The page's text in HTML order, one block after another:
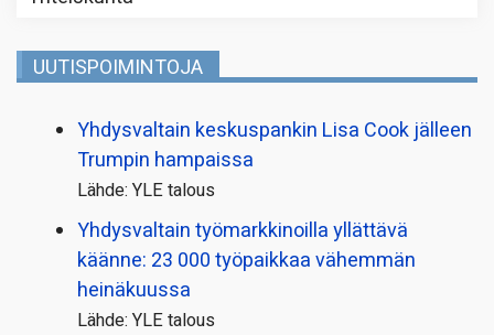
UUTISPOIMINTOJA
Yhdysvaltain keskuspankin Lisa Cook jälleen
Trumpin hampaissa
Lähde: YLE talous
Yhdysvaltain työmarkkinoilla yllättävä
käänne: 23 000 työpaikkaa vähemmän
heinäkuussa
Lähde: YLE talous